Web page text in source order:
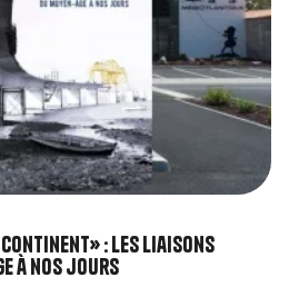
: Les liaisons
à nos jours